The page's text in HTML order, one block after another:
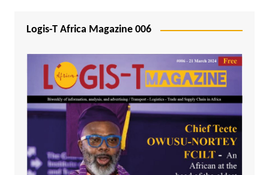
Logis-T Africa Magazine 006